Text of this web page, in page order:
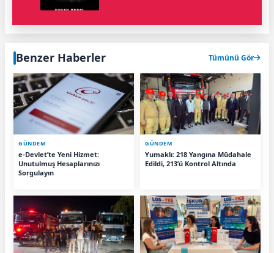
Benzer Haberler Tümünü Gör
GÜNDEM
e-Devlet’te Yeni Hizmet:
Unutulmuş Hesaplarınızı
Sorgulayın
GÜNDEM
Yumaklı: 218 Yangına Müdahale
Edildi, 213’ü Kontrol Altında